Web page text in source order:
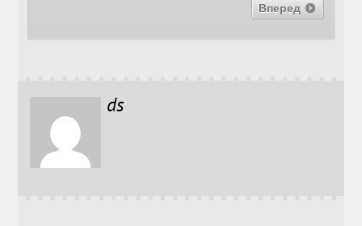
Вперед
ds